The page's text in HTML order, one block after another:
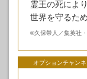
霊王の死によ
世界を守るた
©久保帯人／集英社
オプションチャン